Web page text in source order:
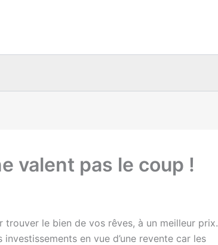
valent pas le coup !
le bien de vos rêves, à un meilleur prix.
en vue d’une revente car les